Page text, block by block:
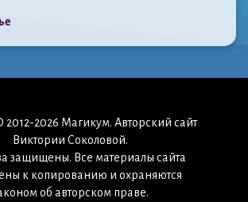
2012-2026 Магикум. Авторский сайт
Виктории Соколовой.
защищены. Все материалы сайта
к копированию и охраняются
об авторском праве.